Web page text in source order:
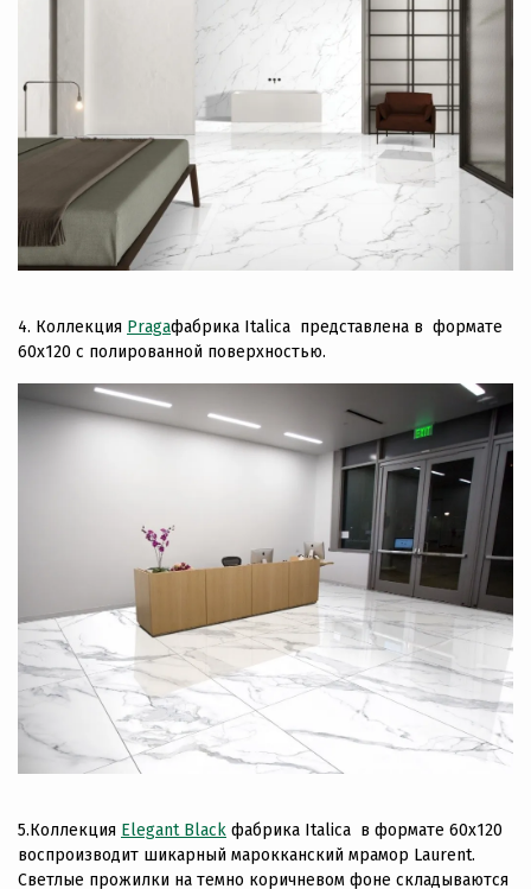
4. Коллекция Pragaфабрика Italica представлена в формате
60х120 с полированной поверхностью.
5.Коллекция Elegant Black фабрика Italica в формате 60х120
воспроизводит шикарный марокканский мрамор Laurent.
Светлые прожилки на темно коричневом фоне складываются